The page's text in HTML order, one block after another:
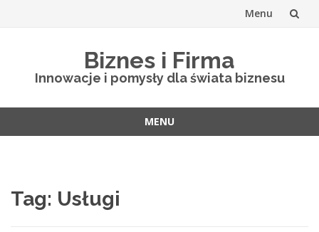
Menu
Biznes i Firma
Innowacje i pomysły dla świata biznesu
MENU
Tag: Usługi